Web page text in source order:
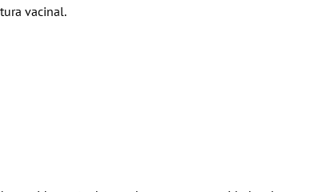
vacinal.